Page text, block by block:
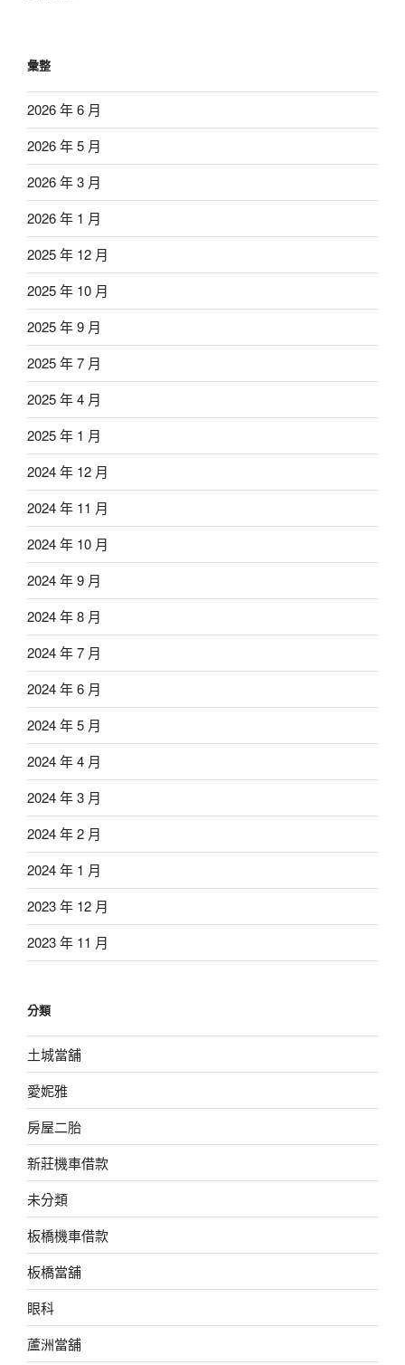
彙整
2026 年 6 月
2026 年 5 月
2026 年 3 月
2026 年 1 月
2025 年 12 月
2025 年 10 月
2025 年 9 月
2025 年 7 月
2025 年 4 月
2025 年 1 月
2024 年 12 月
2024 年 11 月
2024 年 10 月
2024 年 9 月
2024 年 8 月
2024 年 7 月
2024 年 6 月
2024 年 5 月
2024 年 4 月
2024 年 3 月
2024 年 2 月
2024 年 1 月
2023 年 12 月
2023 年 11 月
分類
土城當舖
愛妮雅
房屋二胎
新莊機車借款
未分類
板橋機車借款
板橋當舖
眼科
蘆洲當舖